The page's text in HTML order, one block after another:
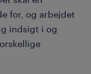
for, og arbejdet
indsigt i og